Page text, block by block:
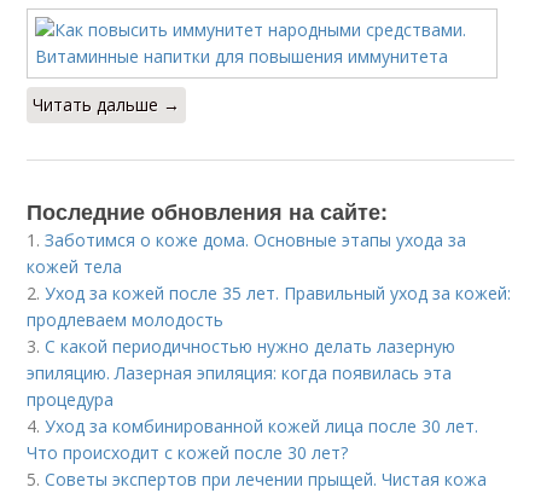
Читать дальше →
Последние обновления на сайте:
1.Заботимся о коже дома. Основные этапы ухода за
кожей тела
2.Уход за кожей после 35 лет. Правильный уход за кожей:
продлеваем молодость
3.С какой периодичностью нужно делать лазерную
эпиляцию. Лазерная эпиляция: когда появилась эта
процедура
4.Уход за комбинированной кожей лица после 30 лет.
Что происходит с кожей после 30 лет?
5.Советы экспертов при лечении прыщей. Чистая кожа